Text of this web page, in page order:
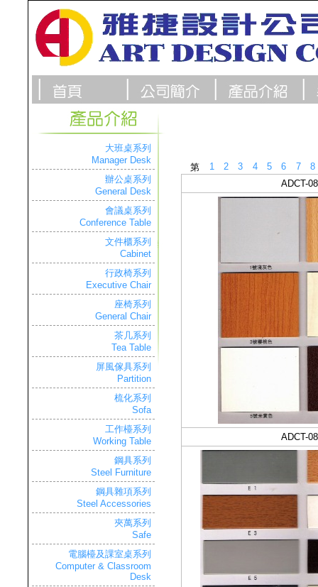
大班桌系列
Manager Desk
辦公桌系列
General Desk
會議桌系列
Conference Table
文件櫃系列
Cabinet
行政椅系列
Executive Chair
座椅系列
General Chair
茶几系列
Tea Table
屏風傢具系列
Partition
梳化系列
Sofa
工作檯系列
Working Table
鋼具系列
Steel Furniture
鋼具雜項系列
Steel Accessories
夾萬系列
Safe
電腦檯及課室桌系列
Computer & Classroom
Desk
第 1 2 3 4 5 6 7
8
ADCT-
ADCT-